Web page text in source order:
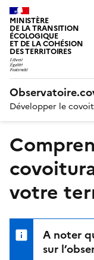
MINISTÈRE
DE LA TRANSITION
ÉCOLOGIQUE
ET DE LA COHÉSION
DES TERRITOIRES
Développer le
votre
A noter
sur